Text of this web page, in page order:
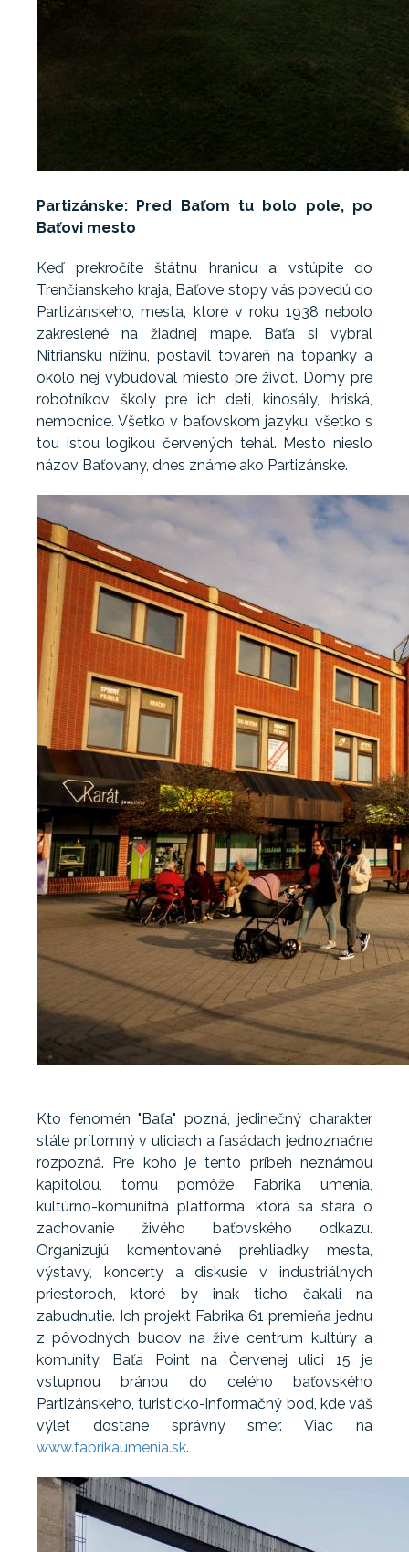
Partizánske: Pred Baťom tu bolo pole, po
Baťovi mesto
Keď prekročíte štátnu hranicu a vstúpite do
Trenčianskeho kraja, Baťove stopy vás povedú do
Partizánskeho, mesta, ktoré v roku 1938 nebolo
zakreslené na žiadnej mape. Baťa si vybral
Nitriansku nížinu, postavil továreň na topánky a
okolo nej vybudoval miesto pre život. Domy pre
robotníkov, školy pre ich deti, kinosály, ihriská,
nemocnice. Všetko v baťovskom jazyku, všetko s
tou istou logikou červených tehál. Mesto nieslo
názov Baťovany, dnes známe ako Partizánske.
Kto fenomén "Baťa" pozná, jedinečný charakter
stále prítomný v uliciach a fasádach jednoznačne
rozpozná. Pre koho je tento príbeh neznámou
kapitolou, tomu pomôže Fabrika umenia,
kultúrno-komunitná platforma, ktorá sa stará o
zachovanie živého baťovského odkazu.
Organizujú komentované prehliadky mesta,
výstavy, koncerty a diskusie v industriálnych
priestoroch, ktoré by inak ticho čakali na
zabudnutie. Ich projekt Fabrika 61 premieňa jednu
z pôvodných budov na živé centrum kultúry a
komunity. Baťa Point na Červenej ulici 15 je
vstupnou bránou do celého baťovského
Partizánskeho, turisticko-informačný bod, kde váš
výlet dostane správny smer. Viac na
www.fabrikaumenia.sk.